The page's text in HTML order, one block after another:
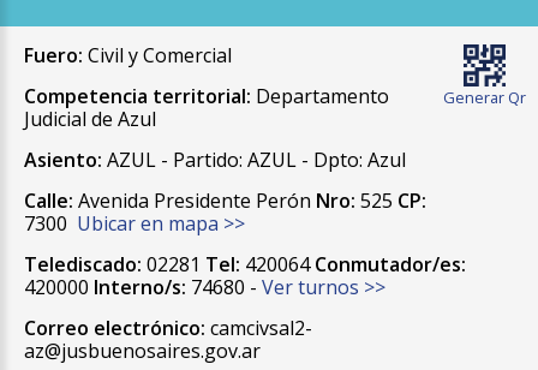
Generar Qr
Fuero: Civil y Comercial
Competencia territorial: Departamento
Judicial de Azul
Asiento: AZUL - Partido: AZUL - Dpto: Azul
Calle: Avenida Presidente Perón Nro: 525 CP:
7300 Ubicar en mapa >>
Telediscado: 02281 Tel: 420064Conmutador/es:
420000 Interno/s: 74680 - Ver turnos >>
Correo electrónico: camcivsal2-
az@jusbuenosaires.gov.ar